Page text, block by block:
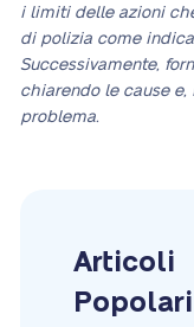
i limiti delle azioni
di polizia come
Successivamente,
chiarendo le cause
problema.
Articoli
Popolari